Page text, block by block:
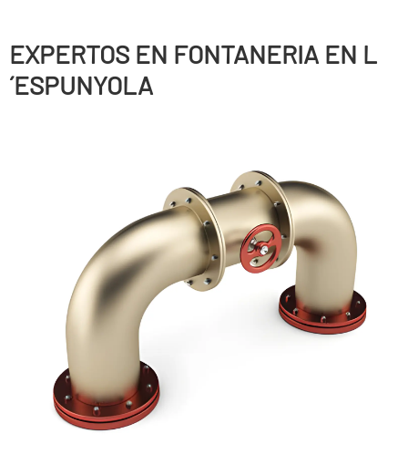
EXPERTOS EN FONTANERIA EN L
´ESPUNYOLA